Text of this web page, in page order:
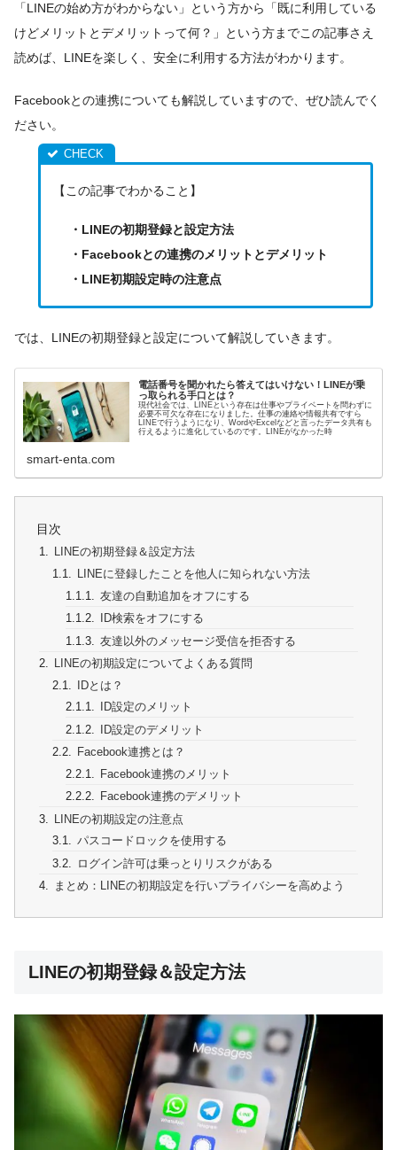
「LINEの始め方がわからない」という方から「既に利用している
けどメリットとデメリットって何？」という方までこの記事さえ
読めば、LINEを楽しく、安全に利用する方法がわかります。
Facebookとの連携についても解説していますので、ぜひ読んでく
ださい。
【この記事でわかること】
・LINEの初期登録と設定方法
・Facebookとの連携のメリットとデメリット
・LINE初期設定時の注意点
では、LINEの初期登録と設定について解説していきます。
電話番号を聞かれたら答えてはいけない！LINEが乗
っ取られる手口とは？
現代社会では、LINEという存在は仕事やプライベートを問わずに
必要不可欠な存在になりました。仕事の連絡や情報共有ですら
LINEで行うようになり、WordやExcelなどと言ったデータ共有も
行えるように進化しているのです。LINEがなかった時
smart-enta.com
目次
LINEの初期登録＆設定方法
LINEに登録したことを他人に知られない方法
友達の自動追加をオフにする
ID検索をオフにする
友達以外のメッセージ受信を拒否する
LINEの初期設定についてよくある質問
IDとは？
ID設定のメリット
ID設定のデメリット
Facebook連携とは？
Facebook連携のメリット
Facebook連携のデメリット
LINEの初期設定の注意点
パスコードロックを使用する
ログイン許可は乗っとりリスクがある
まとめ：LINEの初期設定を行いプライバシーを高めよう
LINEの初期登録＆設定方法